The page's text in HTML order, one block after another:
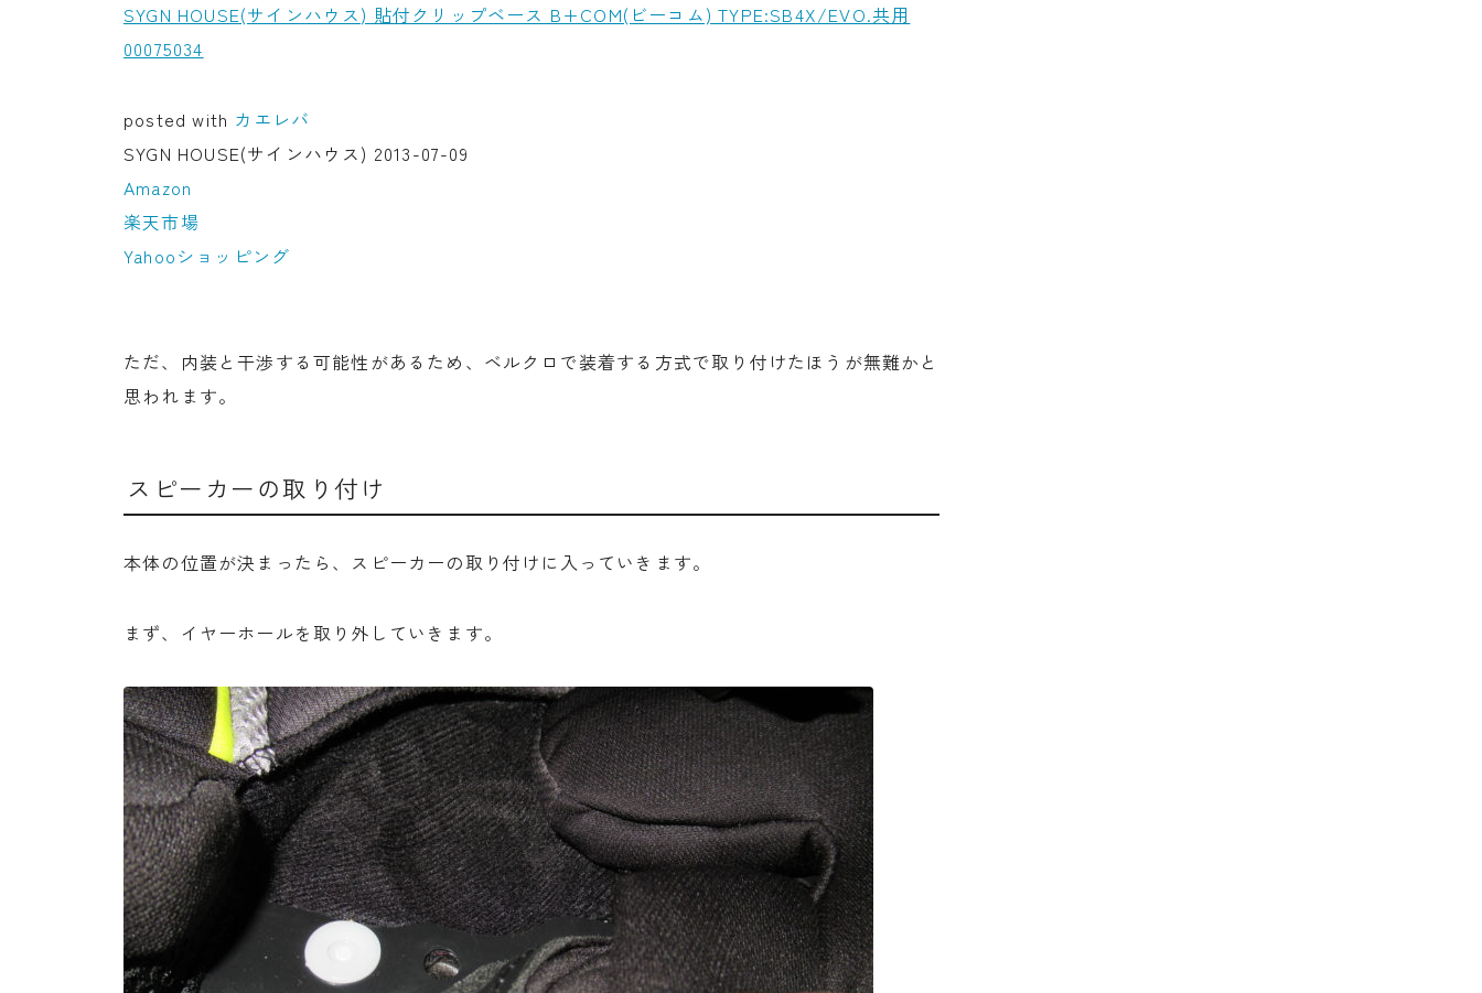
SYGN HOUSE(サインハウス) 貼付クリップベース B+COM(ビーコム) TYPE:SB4X/EVO.共用
00075034
posted with カエレバ
SYGN HOUSE(サインハウス) 2013-07-09
Amazon
楽天市場
Yahooショッピング
ただ、内装と干渉する可能性があるため、ベルクロで装着する方式で取り付けたほうが無難かと
思われます。
スピーカーの取り付け
本体の位置が決まったら、スピーカーの取り付けに入っていきます。
まず、イヤーホールを取り外していきます。